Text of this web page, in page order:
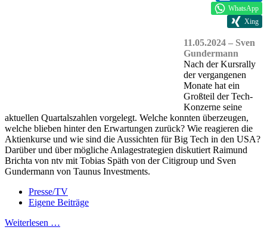
WhatsApp
Xing
11.05.2024 – Sven
Gundermann
Nach der Kursrally
der vergangenen
Monate hat ein
Großteil der Tech-
Konzerne seine
aktuellen Quartalszahlen vorgelegt. Welche konnten überzeugen,
welche blieben hinter den Erwartungen zurück? Wie reagieren die
Aktienkurse und wie sind die Aussichten für Big Tech in den USA?
Darüber und über mögliche Anlagestrategien diskutiert Raimund
Brichta von ntv mit Tobias Späth von der Citigroup und Sven
Gundermann von Taunus Investments.
Presse/TV
Eigene Beiträge
Weiterlesen …